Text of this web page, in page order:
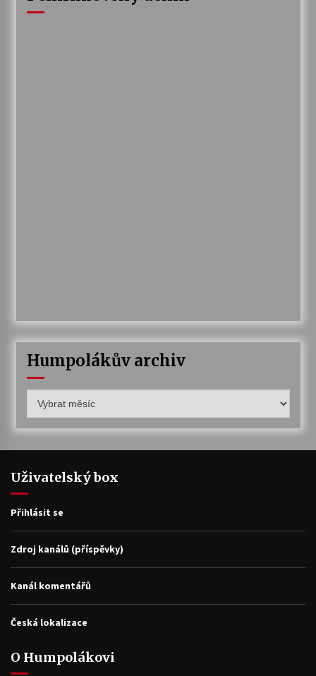
Humpolákův archiv
archiv
Uživatelský box
Přihlásit se
Zdroj kanálů (příspěvky)
Kanál komentářů
Česká lokalizace
O Humpolákovi